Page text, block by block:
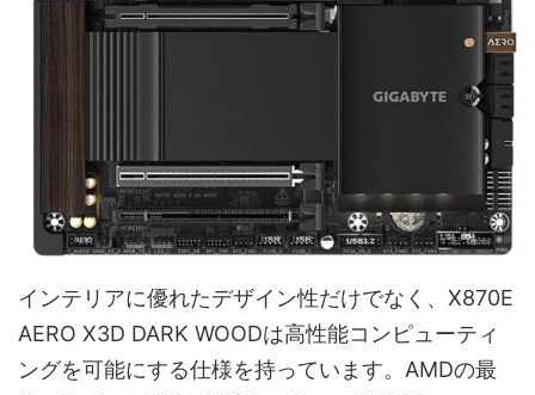
インテリアに優れたデザイン性だけでなく、X870E
AERO X3D DARK WOODは高性能コンピューティ
ングを可能にする仕様を持っています。AMDの最